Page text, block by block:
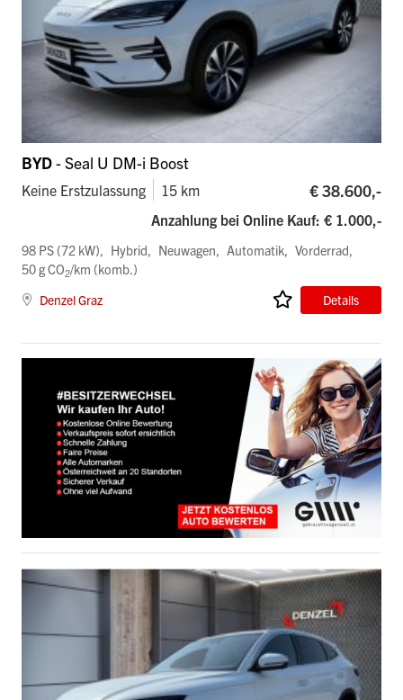
BYD- Seal U DM-i Boost
Keine Erstzulassung 15 km € 38.600,-
Anzahlung bei Online Kauf: € 1.000,-
98 PS (72 kW) Hybrid Neuwagen Automatik
Vorderrad
50 g CO2/km (komb.)
Denzel Graz
Details